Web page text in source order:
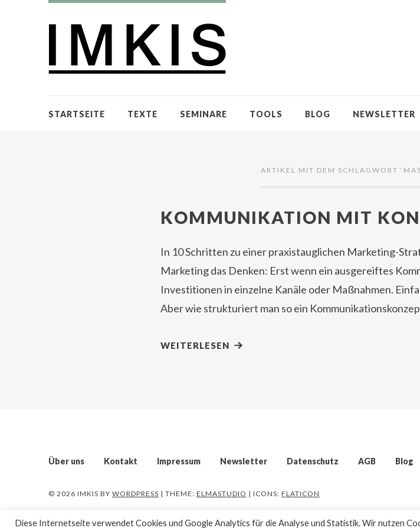
STARTSEITE TEXTE SEMINARE TOOLS BLOG NEWSLETTER
ARTIKEL MIT DEM SCHLAGWORT ‘
KOMMUNIKATION MIT
In 10 Schritten zu einer praxistauglichen Marketing-
Marketing das Denken: Erst wenn ein ausgereiftes
Investitionen in einzelne Kanäle oder Maßnahmen.
Aber wie strukturiert man so ein
WEITERLESEN
Über uns Kontakt Impressum Newsletter Datenschutz AGB Blog
© 2026 IMKIS BY WORDPRESS | THEME: ELMASTUDIO | ICONS: FLATICON
Diese Internetseite verwendet Cookies und Google Analytics für die Analyse und Statistik. Wir nutzen